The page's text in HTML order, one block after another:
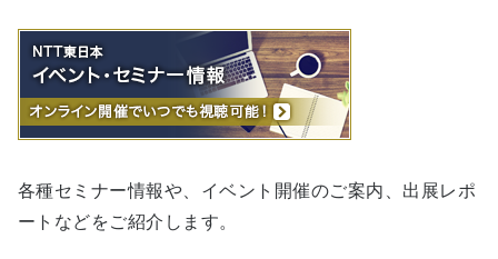
各種セミナー情報や、イベント開催のご案内、出展レポ
ートなどをご紹介します。